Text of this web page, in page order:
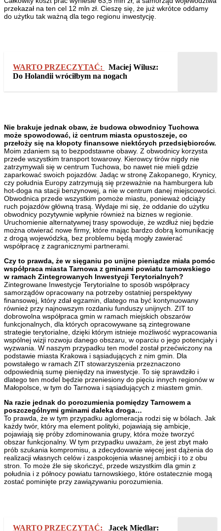
przekazał na ten cel 12 mln zł. Cieszę się, że już wkrótce oddamy
do użytku tak ważną dla tego regionu inwestycję.
WARTO PRZECZYTAĆ:
Maciej Wilusz:
Do Holandii wróciłbym na nogach
Nie brakuje jednak obaw, że budowa obwodnicy Tuchowa
może spowodować, iż centrum miasta opustoszeje, co
przełoży się na kłopoty finansowe niektórych przedsiębiorców.
Moim zdaniem są to bezpodstawne obawy. Z obwodnicy korzysta
przede wszystkim transport towarowy. Kierowcy tirów nigdy nie
zatrzymywali się w centrum Tuchowa, bo nawet nie mieli gdzie
zaparkować swoich pojazdów. Jadąc w stronę Zakopanego, Krynicy,
czy południa Europy zatrzymują się przeważnie na hamburgera lub
hot-doga na stacji benzynowej, a nie w centrum danej miejscowości.
Obwodnica przede wszystkim pomoże miastu, ponieważ odciąży
ruch pojazdów główną trasą. Wydaje mi się, że oddanie do użytku
obwodnicy pozytywnie wpłynie również na biznes w regionie.
Uruchomienie alternatywnej trasy spowoduje, że wzdłuż niej będzie
można otwierać nowe firmy, które mając bardzo dobrą komunikację
z drogą wojewódzką, bez problemu będą mogły zawierać
współpracę z zagranicznymi partnerami.
Czy to prawda, że w sięganiu po unijne pieniądze miała pomóc
współpraca miasta Tarnowa z gminami powiatu tarnowskiego
w ramach Zintegrowanych Inwestycji Terytorialnych?
Zintegrowane Inwestycje Terytorialne to sposób współpracy
samorządów opracowany na potrzeby ostatniej perspektywy
finansowej, który zdał egzamin, dlatego ma być kontynuowany
również przy najnowszym rozdaniu funduszy unijnych. ZIT to
dobrowolna współpraca gmin w ramach miejskich obszarów
funkcjonalnych, dla których opracowywane są zintegrowane
strategie terytorialne, dzięki którym istnieje możliwość wypracowania
wspólnej wizji rozwoju danego obszaru, w oparciu o jego potencjały i
wyzwania. W naszym przypadku ten model został przećwiczony na
podstawie miasta Krakowa i sąsiadujących z nim gmin. Dla
powstałego w ramach ZIT stowarzyszenia przeznaczono
odpowiednią sumę pieniędzy na inwestycje. To się sprawdziło i
dlatego ten model będzie przeniesiony do pięciu innych regionów w
Małopolsce, w tym do Tarnowa i sąsiadujących z miastem gmin.
Na razie jednak do porozumienia pomiędzy Tarnowem a
poszczególnymi gminami daleka droga…
To prawda, że w tym przypadku aglomeracja rodzi się w bólach. Jak
każdy twór, który ma element polityki, pojawiają się ambicje,
pojawiają się próby zdominowania grupy, która może tworzyć
obszar funkcjonalny. W tym przypadku uważam, że jest zbyt mało
prób szukania kompromisu, a zdecydowanie więcej jest dążenia do
realizacji własnych celów i zaspokojenia własnej ambicji i to z obu
stron. To może źle się skończyć, przede wszystkim dla gmin z
południa i z północy powiatu tarnowskiego, które ostatecznie mogą
zostać pominięte przy zawiązywaniu porozumienia.
WARTO PRZECZYTAĆ:
Jacek Międlar: